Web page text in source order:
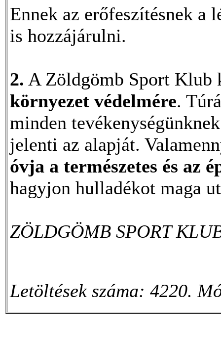
Ennek az erőfeszítésnek a
is hozzájárulni.
2. A Zöldgömb Sport
környezet védelmére.
minden
jelenti az alapját.
óvja a természetes és az
hagyjon hulladékot maga
ZÖLDGÖMB SPORT
Letöltések száma: 4220.